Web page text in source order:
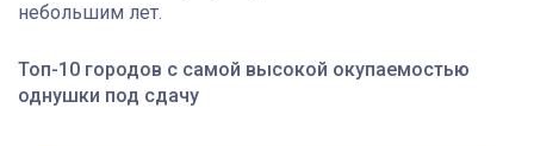
небольшим лет.
Топ-10 городов с самой высокой окупаемостью
однушки под сдачу